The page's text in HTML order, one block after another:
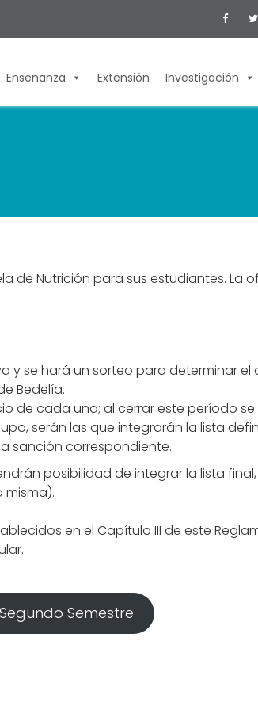
Enseñanza Extensión Investigación
de Nutrición para sus estudiantes. La
y se hará un sorteo para determinar el
Bedelía.
de cada una; al cerrar este período
serán las que integrarán la lista
sanción correspondiente.
posibilidad de integrar la lista final,
misma).
en el Capítulo III de este
Semestre